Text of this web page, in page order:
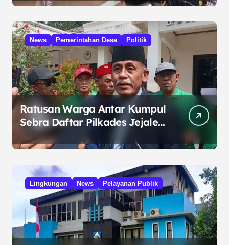
Prabowo
News Pemerintahan Desa Politik
Ratusan Warga Antar Kumpul
Sebra Daftar Pilkades Jejalen
Jaya, Serukan Pemilu Damai
Lingkungan News Pelayanan Publik